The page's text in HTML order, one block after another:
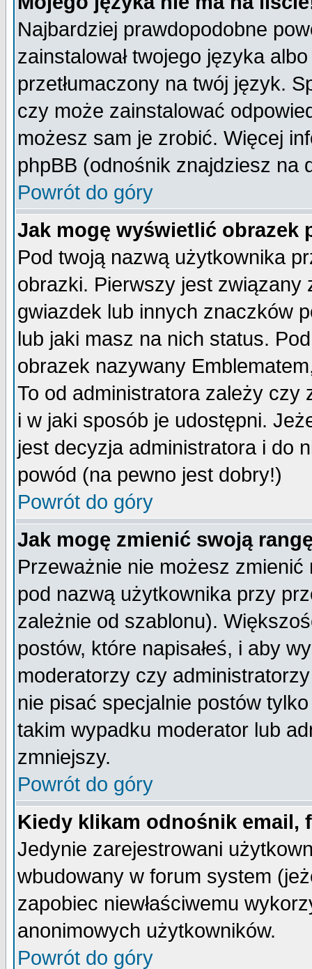
Najbardziej prawdopodobne
zainstalował twojego języka
przetłumaczony na twój język.
czy może zainstalować
możesz sam je zrobić. Więcej
phpBB (odnośnik znajdziesz na
Powrót do góry
Jak mogę wyświetlić obrazek
Pod twoją nazwą użytkownika
obrazki. Pierwszy jest
gwiazdek lub innych znaczków
lub jaki masz na nich status.
obrazek nazywany
To od administratora zależy czy
i w jaki sposób je udostępni.
jest decyzja administratora i do
powód (na pewno jest dobry!)
Powrót do góry
Jak mogę zmienić swoją
Przeważnie nie możesz
pod nazwą użytkownika przy
zależnie od szablonu).
postów, które napisałeś, i aby
moderatorzy czy
nie pisać specjalnie postów
takim wypadku moderator lub
zmniejszy.
Powrót do góry
Kiedy klikam odnośnik email,
Jedynie zarejestrowani
wbudowany w forum system
zapobiec niewłaściwemu
anonimowych użytkowników.
Powrót do góry